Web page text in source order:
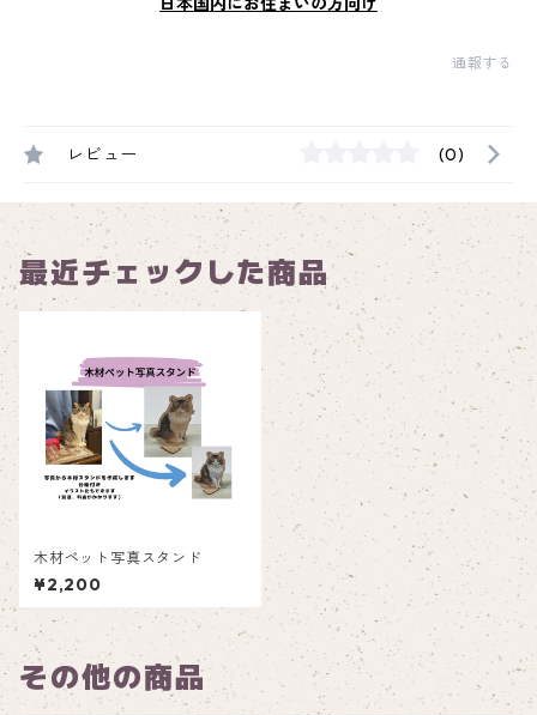
通報する
レビュー (0)
最近チェックした商品
木材ペット写真スタンド
¥2,200
その他の商品